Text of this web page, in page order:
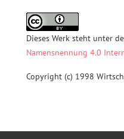
Dieses Werk steht unter
Namensnennung 4.0
Copyright (c) 1998